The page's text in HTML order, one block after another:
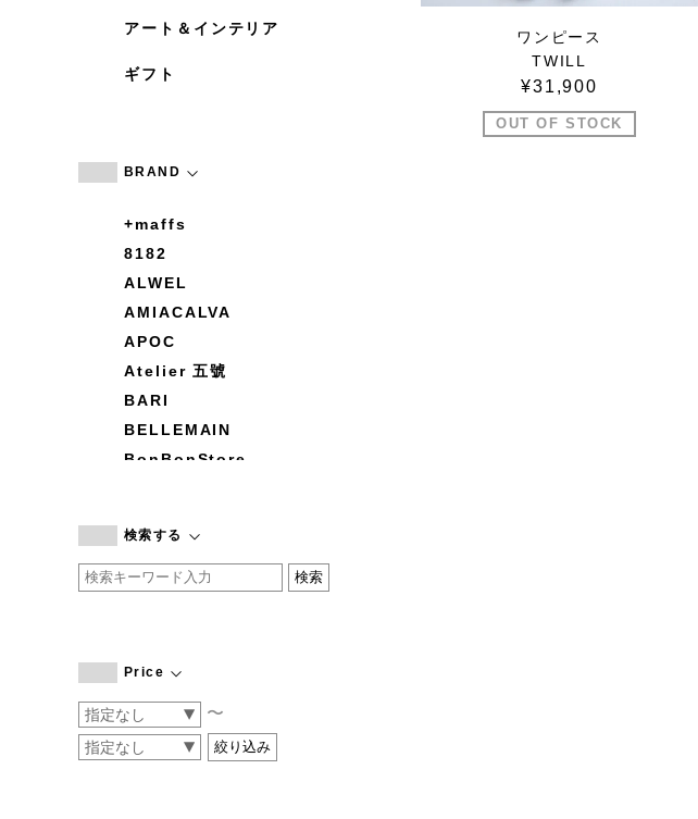
アート＆インテリア
ギフト
BRAND
+maffs
8182
ALWEL
AMIACALVA
APOC
Atelier 五號
BARI
BELLEMAIN
BonBonStore
by basics
CATWORTH
COGTHEBIGSMOKE
CONVERSE
DEAN & DELUCA
検索する
Price
〜
ワンピース
TWILL
¥31,900
OUT OF STOCK